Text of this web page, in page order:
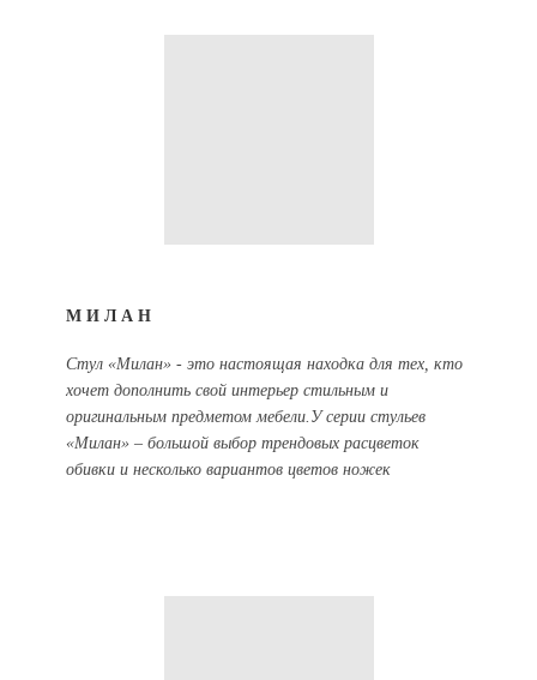
МИЛАН
Стул «Милан» - это настоящая находка для тех, кто
хочет дополнить свой интерьер стильным и
оригинальным предметом мебели.У серии стульев
«Милан» – большой выбор трендовых расцветок
обивки и несколько вариантов цветов ножек